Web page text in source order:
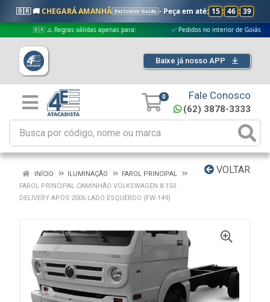
🇧🇷 🚚CHEGARÁ AMANHÃ Exclusivo Goiás - Peça em até: 15 : 46 : 38
🇧🇷 ⚠️ Regras válidas apenas para: ✅ Pedidos no interior de Goiás
Baixe já nosso APP
0 Fale Conosco
(62) 3878-3333
VOLTAR
INÍCIO ILUMINAÇÃO
FAROL PRINCIPAL
FAROL PRINCIPAL CAMINHÃO VOLKSWAGEN 8.150
DELIVERY APÓS 2006 LADO ESQUERDO (FW-149)